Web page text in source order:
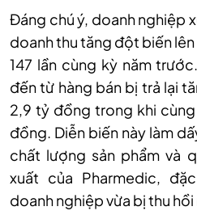
Đáng chú ý, doanh nghiệp
doanh thu tăng đột biến
147 lần cùng kỳ năm
đến từ hàng bán bị trả lại
2,9 tỷ đồng trong khi
đồng. Diễn biến này làm
chất lượng sản phẩm và
xuất của Pharmedic,
doanh nghiệp vừa bị thu